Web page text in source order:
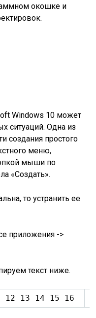
окошке и
Windows 10 может
ситуаций. Одна из
создания простого
меню,
мыши по
«Создать».
то устранить ее
приложения ->
текст ниже.
13 14 15 16